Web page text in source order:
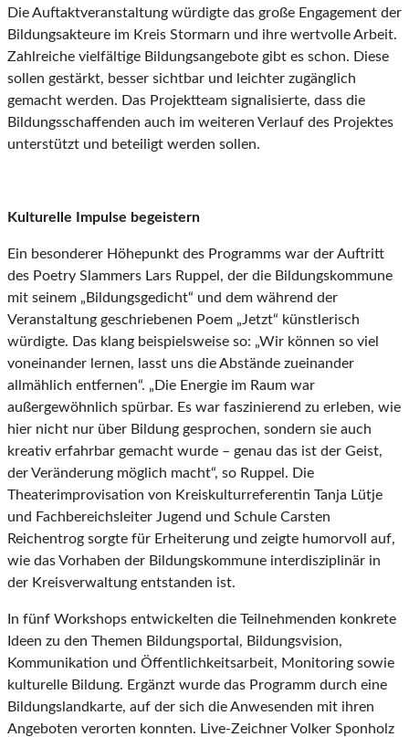
Die Auftaktveranstaltung würdigte das große Engagement der
Bildungsakteure im Kreis Stormarn und ihre wertvolle Arbeit.
Zahlreiche vielfältige Bildungsangebote gibt es schon. Diese
sollen gestärkt, besser sichtbar und leichter zugänglich
gemacht werden. Das Projektteam signalisierte, dass die
Bildungsschaffenden auch im weiteren Verlauf des Projektes
unterstützt und beteiligt werden sollen.
Kulturelle Impulse begeistern
Ein besonderer Höhepunkt des Programms war der Auftritt
des Poetry Slammers Lars Ruppel, der die Bildungskommune
mit seinem „Bildungsgedicht“ und dem während der
Veranstaltung geschriebenen Poem „Jetzt“ künstlerisch
würdigte. Das klang beispielsweise so: „Wir können so viel
voneinander lernen, lasst uns die Abstände zueinander
allmählich entfernen“. „Die Energie im Raum war
außergewöhnlich spürbar. Es war faszinierend zu erleben, wie
hier nicht nur über Bildung gesprochen, sondern sie auch
kreativ erfahrbar gemacht wurde – genau das ist der Geist,
der Veränderung möglich macht“, so Ruppel. Die
Theaterimprovisation von Kreiskulturreferentin Tanja Lütje
und Fachbereichsleiter Jugend und Schule Carsten
Reichentrog sorgte für Erheiterung und zeigte humorvoll auf,
wie das Vorhaben der Bildungskommune interdisziplinär in
der Kreisverwaltung entstanden ist.
In fünf Workshops entwickelten die Teilnehmenden konkrete
Ideen zu den Themen Bildungsportal, Bildungsvision,
Kommunikation und Öffentlichkeitsarbeit, Monitoring sowie
kulturelle Bildung. Ergänzt wurde das Programm durch eine
Bildungslandkarte, auf der sich die Anwesenden mit ihren
Angeboten verorten konnten. Live-Zeichner Volker Sponholz